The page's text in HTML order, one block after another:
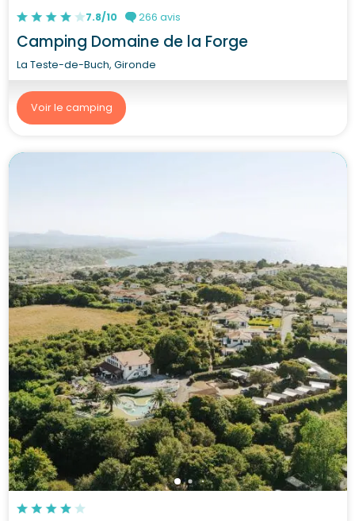
7.8/10 266 avis
Camping Domaine de la Forge
La Teste-de-Buch, Gironde
Voir le camping